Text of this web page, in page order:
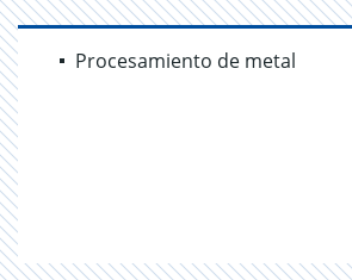
Procesamiento de metal